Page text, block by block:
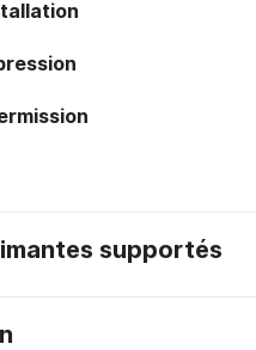
supportés